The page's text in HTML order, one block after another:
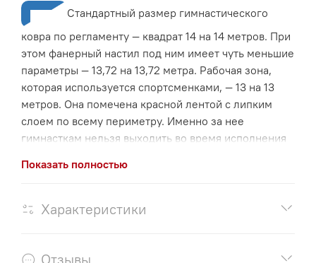
долгий срок службы даже при интенсивной
эксплуатации.
Индивидуальные размеры-Мы можем изготовить
ковер под любые размеры вашего зала, обеспечивая
идеальную подгонку и использование пространства.
ПРЕДЛАГАЕМ ШИРОКИЙ АССОРТИМЕНТ
ДРУГОГО ОБОРУДОВАНИЯ ДЛЯ СПОРТИВНОЙ И
Стандартный размер гимнастического
ковра по регламенту — квадрат 14 на 14 метров. При
этом фанерный настил под ним имеет чуть меньшие
параметры — 13,72 на 13,72 метра. Рабочая зона,
которая используется спортсменками, — 13 на 13
метров. Она помечена красной лентой с липким
слоем по всему периметру. Именно за нее
гимнасткам нельзя выходить во время исполнения
отдельно) ПОД ВОРСОМ и л
Показать полностью
Характеристики
Отзывы